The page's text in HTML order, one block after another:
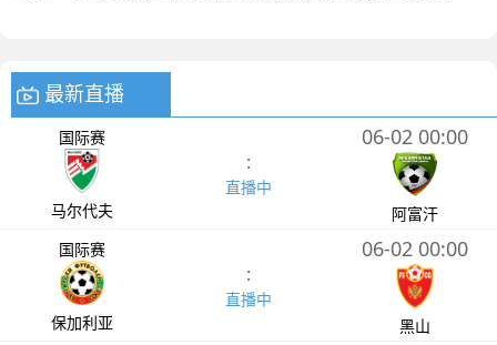
最新直播
国际赛
马尔代夫
:
直播中
06-02 00:00
阿富汗
国际赛
保加利亚
:
直播中
06-02 00:00
黑山